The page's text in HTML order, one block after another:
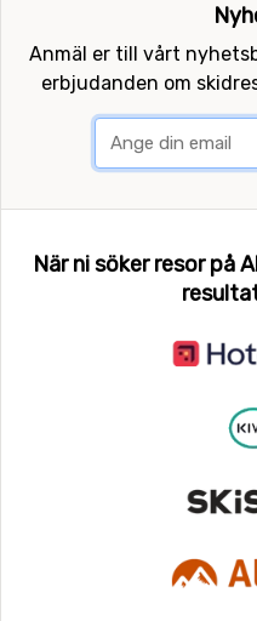
Anmäl er till vårt
erbjudanden om
När ni söker resor på